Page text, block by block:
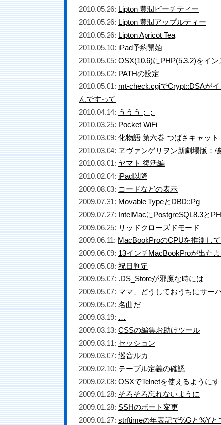
2010.05.26: Lipton 豊潤ピーチティー
2010.05.26: Lipton 豊潤アップルティー
2010.05.26: Lipton Apricot Tea
2010.05.10: iPad予約開始
2010.05.05: OSX(10.6)にPHP(5.3.2)をイン
2010.05.02: PATHの設定
2010.05.01: mt-check.cgiでCrypt::DSAが
んですって
2010.04.14: ううう；；
2010.03.25: Pocket WiFi
2010.03.09: 化物語 第六巻 つばさキャット
2010.03.04: ヱヴァンゲリヲン新劇場版：
2010.03.01: ヤマト 復活編
2010.02.04: iPad以降
2009.08.03: コードなどの表示
2009.07.31: Movable TypeとDBD::Pg
2009.07.27: IntelMacにPostgreSQL8.3と
2009.06.25: リッドクローズドモード
2009.06.11: MacBookProのCPUを推測し
2009.06.09: 13インチMacBookProが出た
2009.05.08: 祝日判定
2009.05.07: .DS_Storeが邪魔な時には
2009.05.07: ママ、どうしておうちにサー
2009.05.02: 名曲だ
2009.03.19: …
2009.03.13: CSSの編集お助けツール
2009.03.11: セッション
2009.03.07: 巡音ルカ
2009.02.10: テーブル定義の確認
2009.02.08: OSXでTelnetを使えるようにす
2009.01.28: そろそろ忘れないように
2009.01.28: SSHのポート変更
2009.01.27: strftimeの年表記で%Gと%Yと